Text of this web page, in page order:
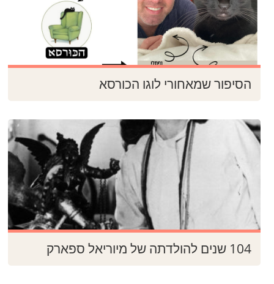
הסיפור שמאחורי לוגו הכורסא
104 שנים להולדתה של מיוריאל ספארק